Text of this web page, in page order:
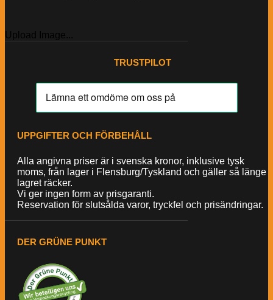
Upload Image...
TRUSTPILOT
UPPGIFTER OCH FÖRBEHÅLL
Alla angivna priser är i svenska kronor, inklusive tysk
moms, från lager i Flensburg/Tyskland och gäller så länge
lagret räcker.
Vi ger ingen form av prisgaranti.
Reservation för slutsålda varor, tryckfel och prisändringar.
DER GRÜNE PUNKT